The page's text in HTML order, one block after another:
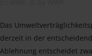
Das
derzeit in der
Ablehnung entscheidet